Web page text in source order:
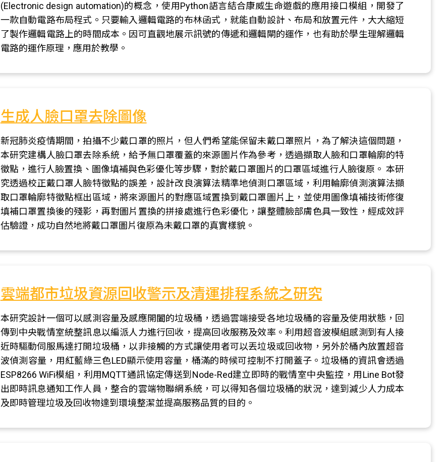
(Electronic design automation)的概念，使用Python語言結合康威生命遊戲的應用接口模組，開發了
一款自動電路布局程式。只要輸入邏輯電路的布林函式，就能自動設計、布局和放置元件，大大縮短
了製作邏輯電路上的時間成本。因可直觀地展示訊號的傳遞和邏輯閘的運作，也有助於學生理解邏輯
電路的運作原理，應用於教學。
生成人臉口罩去除圖像
新冠肺炎疫情期間，拍攝不少戴口罩的照片，但人們希望能保留未戴口罩照片，為了解決這個問題，
本研究建構人臉口罩去除系統，給予無口罩覆蓋的來源圖片作為參考，透過擷取人臉和口罩輪廓的特
徵點，進行人臉置換、圖像填補與色彩優化等步驟，對於戴口罩圖片的口罩區域進行人臉復原。 本研
究透過校正戴口罩人臉特徵點的誤差，設計改良演算法精準地偵測口罩區域，利用輪廓偵測演算法擷
取口罩輪廓特徵點框出區域，將來源圖片的對應區域置換到戴口罩圖片上，並使用圖像填補技術修復
填補口罩置換後的殘影，再對圖片置換的拼接處進行色彩優化，讓整體臉部膚色具一致性，經成效評
估驗證，成功自然地將戴口罩圖片復原為未戴口罩的真實樣貌。
雲端都市垃圾資源回收警示及清運排程系統之研究
本研究設計一個可以感測容量及感應開闔的垃圾桶，透過雲端接受各地垃圾桶的容量及使用狀態，回
傳到中央戰情室統整訊息以編派人力進行回收，提高回收服務及效率。利用超音波模組感測到有人接
近時驅動伺服馬達打開垃圾桶，以非接觸的方式讓使用者可以丟垃圾或回收物，另外於桶內放置超音
波偵測容量，用紅藍綠三色LED顯示使用容量，桶滿的時候可控制不打開蓋子。垃圾桶的資訊會透過
ESP8266 WiFi模組，利用MQTT通訊協定傳送到Node-Red建立即時的戰情室中央監控，用Line Bot發
出即時訊息通知工作人員，整合的雲端物聯網系統，可以得知各個垃圾桶的狀況，達到減少人力成本
及即時管理垃圾及回收物達到環境整潔並提高服務品質的目的。